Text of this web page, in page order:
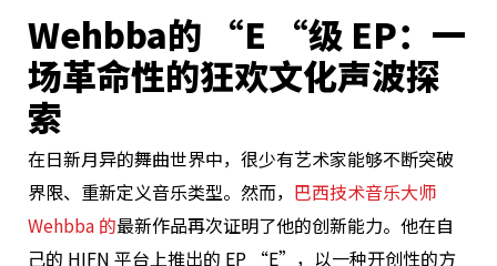
Wehbba的 “E “级 EP：一
场革命性的狂欢文化声波探
索
在日新月异的舞曲世界中，很少有艺术家能够不断突破
界限、重新定义音乐类型。然而， 巴西技术音乐大师
Wehbba 的最新作品再次证明了他的创新能力。他在自
己的 HIFN 平台上推出的 EP “E”，以一种开创性的方